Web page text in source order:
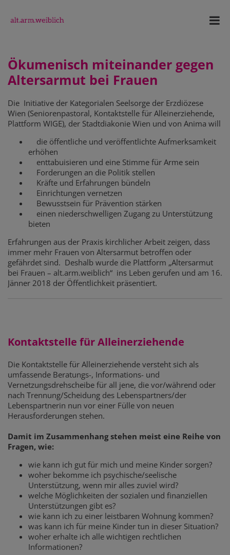
Ökumenisch miteinander gegen
Altersarmut bei Frauen
Die Initiative der Kategorialen Seelsorge der Erzdiözese
Wien (Seniorenpastoral, Kontaktstelle für Alleinerziehende,
Plattform WIGE), der Stadtdiakonie Wien und von Anima will
die öffentliche und veröffentlichte Aufmerksamkeit
erhöhen
enttabuisieren und eine Stimme für Arme sein
Forderungen an die Politik stellen
Kräfte und Erfahrungen bündeln
Einrichtungen vernetzen
Bewusstsein für Prävention stärken
einen niederschwelligen Zugang zu Unterstützung
bieten
Erfahrungen aus der Praxis kirchlicher Arbeit zeigen, dass
immer mehr Frauen von Altersarmut betroffen oder
gefährdet sind. Deshalb wurde die Plattform „Altersarmut
bei Frauen – alt.arm.weiblich“ ins Leben gerufen und am 16.
Jänner 2018 der Öffentlichkeit präsentiert.
Kontaktstelle für Alleinerziehende
Die Kontaktstelle für Alleinerziehende versteht sich als
umfassende Beratungs-, Informations- und
Vernetzungsdrehscheibe für all jene, die vor/während oder
nach Trennung/Scheidung des Lebenspartners/der
Lebenspartnerin nun vor einer Fülle von neuen
Herausforderungen stehen.
Damit im Zusammenhang stehen meist eine Reihe von
Fragen, wie:
wie kann ich gut für mich und meine Kinder sorgen?
woher bekomme ich psychische/seelische
Unterstützung, wenn mir alles zuviel wird?
welche Möglichkeiten der sozialen und finanziellen
Unterstützungen gibt es?
wie kann ich zu einer leistbaren Wohnung kommen?
was kann ich für meine Kinder tun in dieser Situation?
woher erhalte ich alle wichtigen rechtlichen
Informationen?